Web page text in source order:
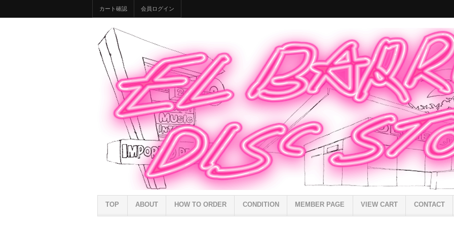
カート確認 会員ログイン
TOP ABOUT HOW TO ORDER CONDITION MEMBER PAGE VIEW CART CONTACT